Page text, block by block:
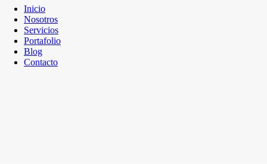
Inicio
Nosotros
Servicios
Portafolio
Blog
Contacto